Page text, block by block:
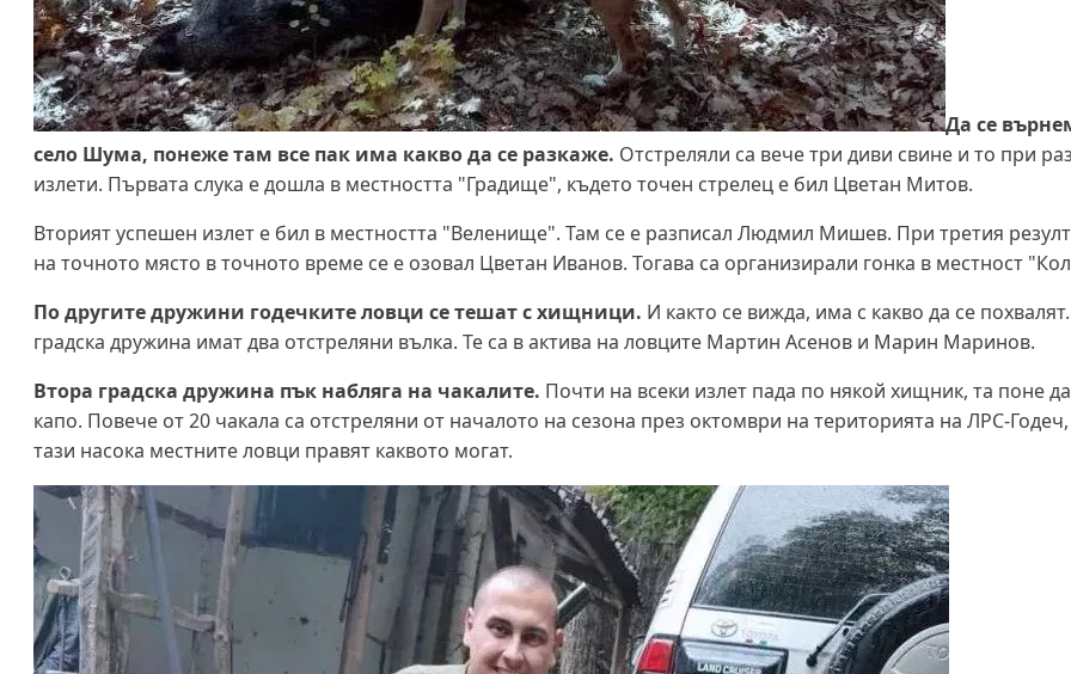
Да се
село Шума, понеже там все пак има какво да се разкаже. Отстреляли са вече три диви свине и то при
излети. Първата слука е дошла в местността "Градище", където точен стрелец е бил Цветан Митов.
Вторият успешен излет е бил в местността "Веленище". Там се е разписал Людмил Мишев. При третия
на точното място в точното време се е озовал Цветан Иванов. Тогава са организирали гонка в местност
По другите дружини годечките ловци се тешат с хищници. И както се вижда, има с какво да се
градска дружина имат два отстреляни вълка. Те са в актива на ловците Мартин Асенов и Марин Маринов.
Втора градска дружина пък набляга на чакалите. Почти на всеки излет пада по някой хищник, та поне
капо. Повече от 20 чакала са отстреляни от началото на сезона през октомври на територията на ЛРС-Годеч,
тази насока местните ловци правят каквото могат.